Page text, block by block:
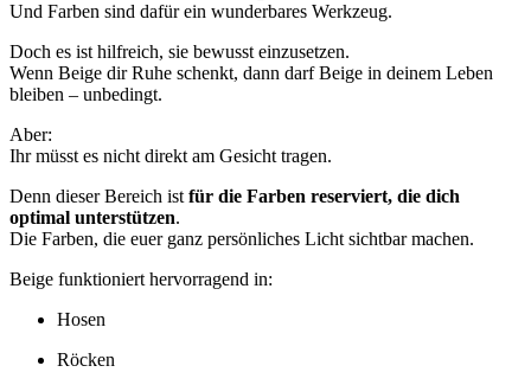
Und Farben sind dafür ein wunderbares Werkzeug.
Doch es ist hilfreich, sie bewusst einzusetzen.
Wenn Beige dir Ruhe schenkt, dann darf Beige in deinem Leben
bleiben – unbedingt.
Aber:
Ihr müsst es nicht direkt am Gesicht tragen.
Denn dieser Bereich ist für die Farben reserviert, die dich
optimal unterstützen.
Die Farben, die euer ganz persönliches Licht sichtbar machen.
Beige funktioniert hervorragend in:
Hosen
Röcken